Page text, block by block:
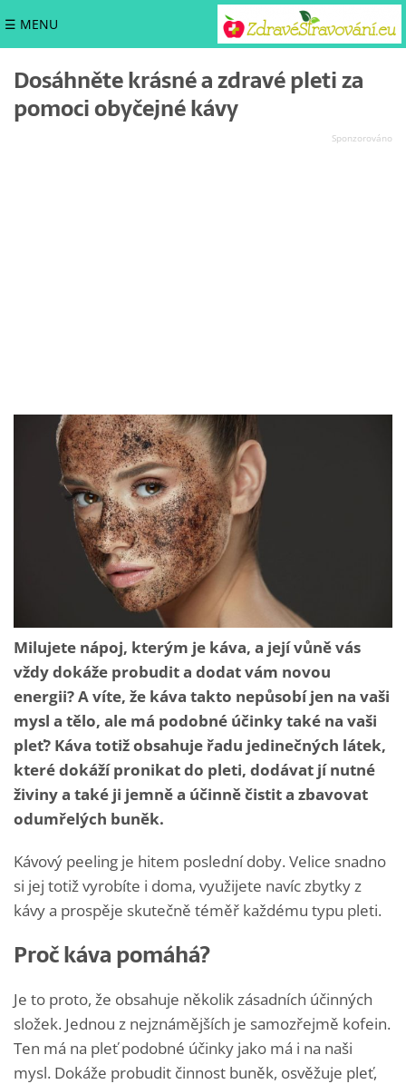
☰ MENU
Dosáhněte krásné a zdravé pleti za
pomoci obyčejné kávy
Milujete nápoj, kterým je káva, a její vůně vás
vždy dokáže probudit a dodat vám novou
energii? A víte, že káva takto nepůsobí jen na vaši
mysl a tělo, ale má podobné účinky také na vaši
pleť? Káva totiž obsahuje řadu jedinečných látek,
které dokáží pronikat do pleti, dodávat jí nutné
živiny a také ji jemně a účinně čistit a zbavovat
odumřelých buněk.
Kávový peeling je hitem poslední doby. Velice snadno
si jej totiž vyrobíte i doma, využijete navíc zbytky z
kávy a prospěje skutečně téměř každému typu pleti.
Proč káva pomáhá?
Je to proto, že obsahuje několik zásadních účinných
složek. Jednou z nejznámějších je samozřejmě kofein.
Ten má na pleť podobné účinky jako má i na naši
mysl. Dokáže probudit činnost buněk, osvěžuje pleť,